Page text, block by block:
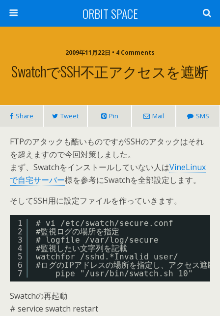
ORBIT SPACE
2009年11月22日 • 4 Comments
SwatchでSSH不正アクセスを遮断
Share Tweet Pin Mail SMS
FTPのアタックも酷いものですがSSHのアタックはそれ
を超えますので今回対策しました。
まず、Swatchをインストールしていない人はVineLinux
で自宅サーバー様を参考にSwatchを全部設定します。
そしてSSH用に設定ファイルを作っていきます。
1
2
3
4
5
6
7
# vi /etc/swatch/secure.conf
#監視ログの場所を指定
# logfile /var/log/secure
#監視したい文字列を記載
watchfor /sshd.*Invalid user/
#ログのIPアドレスの場所を指定し、アクセス遮断
pipe "/usr/bin/swatch.sh 10"
Swatchの再起動
# service swatch restart